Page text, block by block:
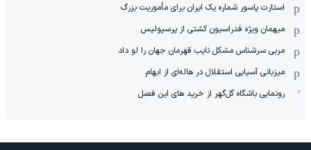
استارت پاسور شماره یک ایران برای مأموریت بزرگ
میهمان ویژه فدراسیون کشتی از پرسپولیس
مربی سرشناس مشکل نایب قهرمان جهان را لو داد
میزبانی آسیایی استقلال در هاله‌ای از ابهام
رونمایی باشگاه گل‌گهر از خرید های این فصل